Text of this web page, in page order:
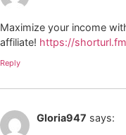
Maximize your income
affiliate! https://
Reply
Gloria947 says: